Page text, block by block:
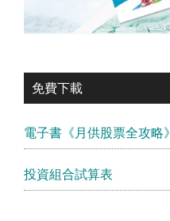
免費下載
電子書《月供股票全攻略》
投資組合試算表